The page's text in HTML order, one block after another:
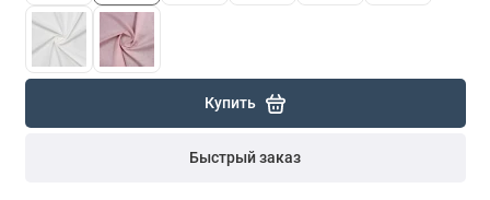
Купить
Быстрый заказ